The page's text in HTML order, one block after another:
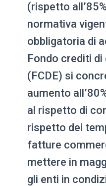
(rispetto
normativa
obbligatoria di
Fondo crediti
(FCDE) si
aumento
al rispetto di
rispetto dei
fatture
mettere in
gli enti in